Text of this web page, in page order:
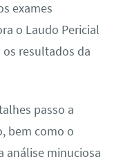
exames
o Laudo Pericial
resultados da
passo a
bem como o
análise minuciosa